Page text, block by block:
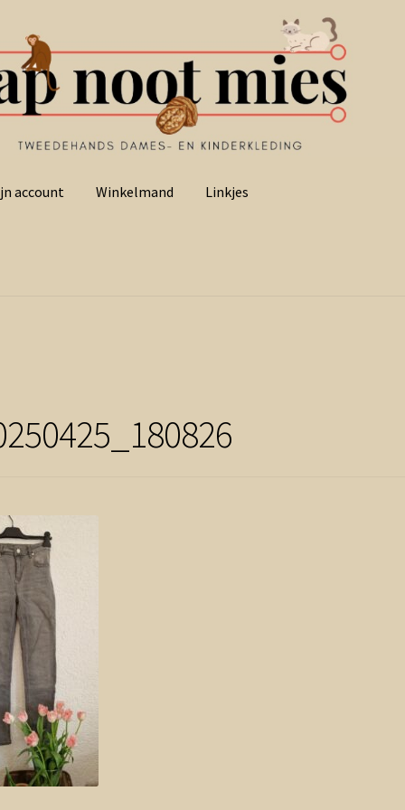
account Winkelmand Linkjes